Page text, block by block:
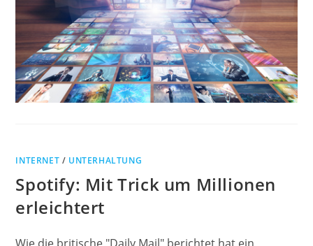
INTERNET / UNTERHALTUNG
Spotify: Mit Trick um Millionen
erleichtert